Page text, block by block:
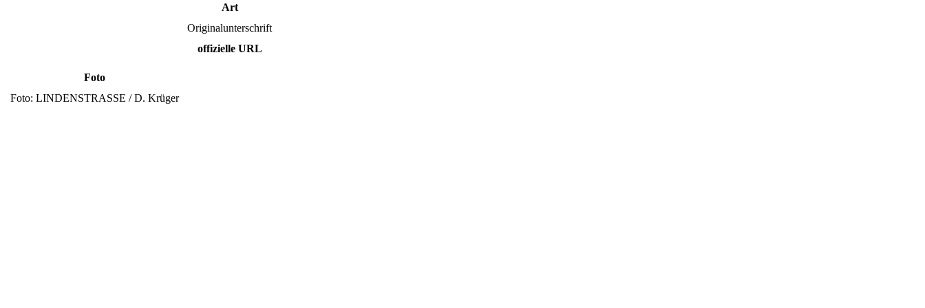
Art
Originalunterschrift
offizielle URL
Foto
Foto: LINDENSTRASSE / D. Krüger